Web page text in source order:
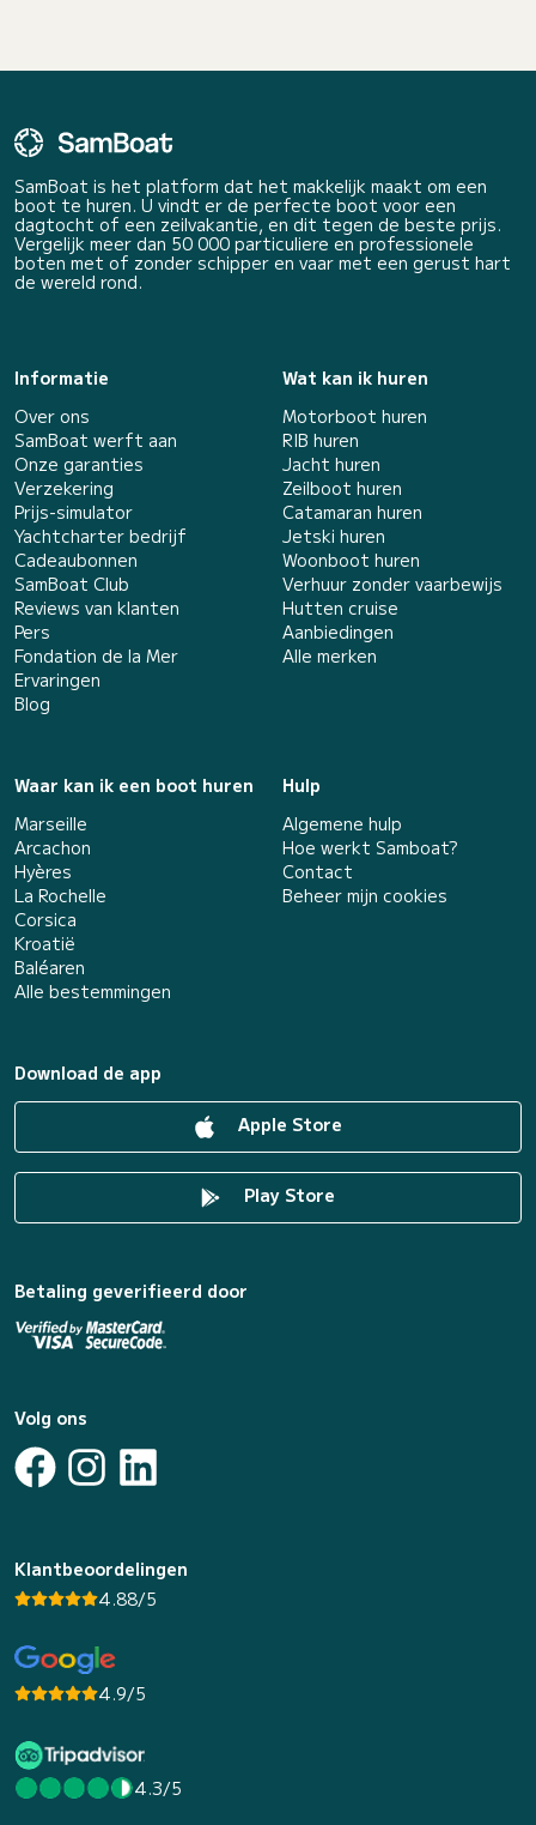
SamBoat is het platform dat het makkelijk maakt om een
boot te huren. U vindt er de perfecte boot voor een
dagtocht of een zeilvakantie, en dit tegen de beste prijs.
Vergelijk meer dan 50 000 particuliere en professionele
boten met of zonder schipper en vaar met een gerust hart
de wereld rond.
Informatie
Over ons
SamBoat werft aan
Onze garanties
Verzekering
Prijs-simulator
Yachtcharter bedrijf
Cadeaubonnen
SamBoat Club
Reviews van klanten
Pers
Fondation de la Mer
Ervaringen
Blog
Wat kan ik huren
Motorboot huren
RIB huren
Jacht huren
Zeilboot huren
Catamaran huren
Jetski huren
Woonboot huren
Verhuur zonder vaarbewijs
Hutten cruise
Aanbiedingen
Alle merken
Waar kan ik een boot huren
Marseille
Arcachon
Hyères
La Rochelle
Corsica
Kroatië
Baléaren
Alle bestemmingen
Hulp
Algemene hulp
Hoe werkt Samboat?
Contact
Beheer mijn cookies
Download de app
Apple Store
Play Store
Betaling geverifieerd door
Volg ons
Klantbeoordelingen
4.88/5
4.9/5
4.3/5